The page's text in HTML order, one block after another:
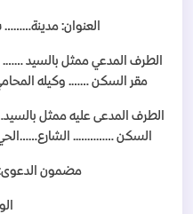
العنوان:
الطرف المدعي ممثل بالسيد
مقر السكن ……. وكيله
الطرف المدعى عليه ممثل
السكن …………..
مضمون الدعوى: